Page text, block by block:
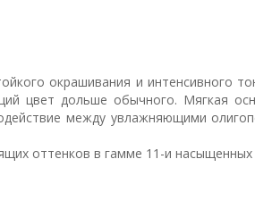
окрашивания и интенсивного
цвет дольше обычного. Мягкая
между увлажняющими
оттенков в гамме 11-и насыщенных